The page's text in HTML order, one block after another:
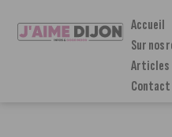
Accueil
Sur nos
Articles
Contact